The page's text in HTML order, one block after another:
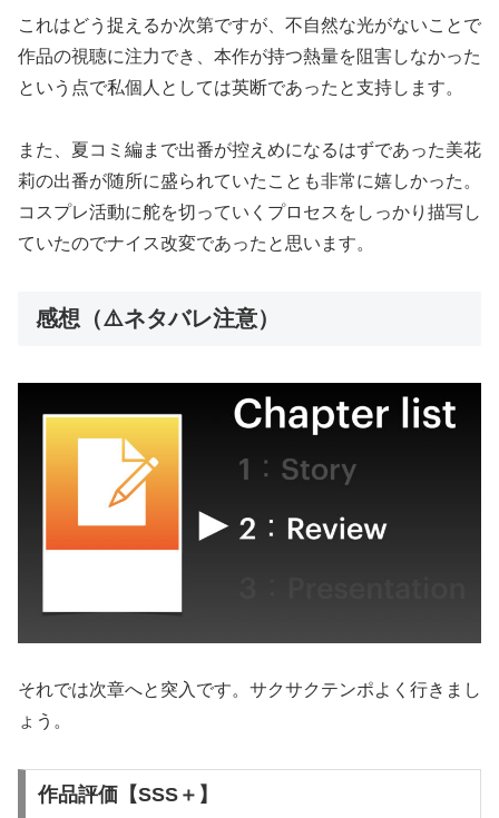
これはどう捉えるか次第ですが、不自然な光がないことで
作品の視聴に注力でき、本作が持つ熱量を阻害しなかった
という点で私個人としては英断であったと支持します。
また、夏コミ編まで出番が控えめになるはずであった美花
莉の出番が随所に盛られていたことも非常に嬉しかった。
コスプレ活動に舵を切っていくプロセスをしっかり描写し
ていたのでナイス改変であったと思います。
感想（⚠️ネタバレ注意）
それでは次章へと突入です。サクサクテンポよく行きまし
ょう。
作品評価【SSS＋】